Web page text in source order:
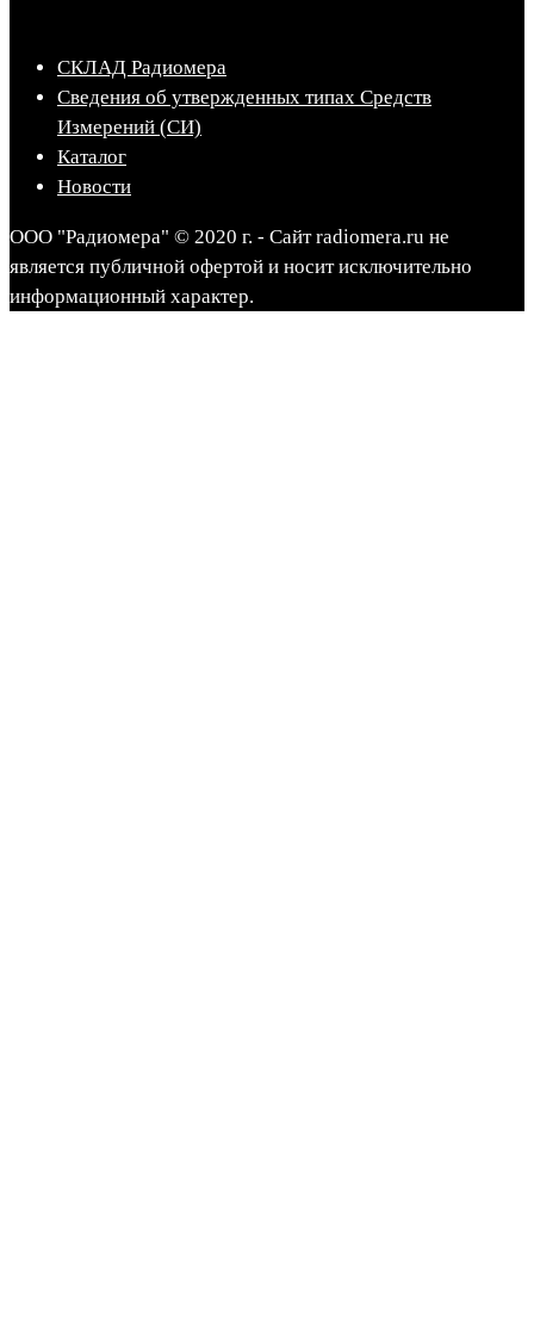
СКЛАД Радиомера
Сведения об утвержденных типах Средств
Измерений (СИ)
Каталог
Новости
ООО "Радиомера" © 2020 г. - Сайт radiomera.ru не
является публичной офертой и носит исключительно
информационный характер.